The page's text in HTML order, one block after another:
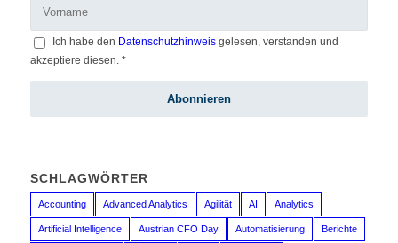
Ich habe den Datenschutzhinweisgelesen, verstanden und
akzeptiere diesen. *
SCHLAGWÖRTER
Accounting Advanced Analytics Agilität AI Analytics
Artificial Intelligence Austrian CFO Day Automatisierung Berichte